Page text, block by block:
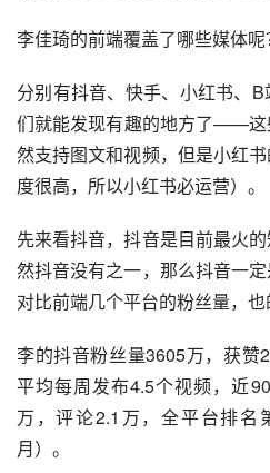
李佳琦的前端覆盖了哪些媒体呢
分别有抖音、快手、小红书、
们就能发现有趣的地方了——这
然支持图文和视频，但是小红
度很高，所以小红书必运营）。
先来看抖音，抖音是目前最火
然抖音没有之一，那么抖音一
对比前端几个平台的粉丝量，也
李的抖音粉丝量3605万，获赞
平均每周发布4.5个视频，近
万，评论2.1万，全平台排名
月）。